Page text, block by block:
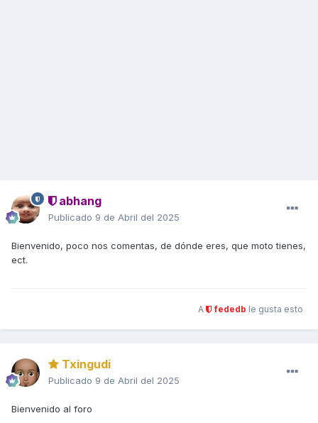
abhang
Publicado 9 de Abril del 2025
Bienvenido, poco nos comentas, de dónde eres, que moto tienes,
ect.
A fededb le gusta esto
Txingudi
Publicado 9 de Abril del 2025
Bienvenido al foro